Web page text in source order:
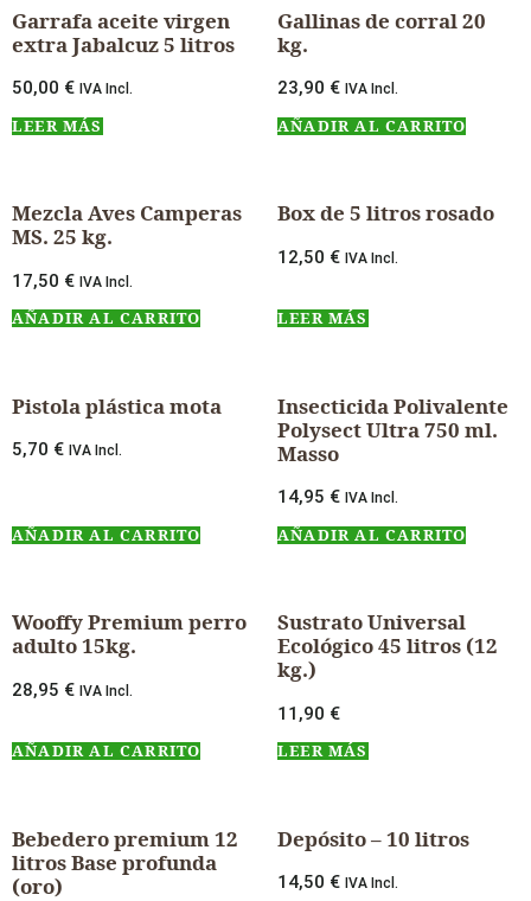
Garrafa aceite virgen
extra Jabalcuz 5 litros
50,00 € IVA Incl.
LEER MÁS
Gallinas de corral 20
kg.
23,90 € IVA Incl.
AÑADIR AL CARRITO
Mezcla Aves Camperas
MS. 25 kg.
17,50 € IVA Incl.
AÑADIR AL CARRITO
Box de 5 litros rosado
12,50 € IVA Incl.
LEER MÁS
Pistola plástica mota
5,70 € IVA Incl.
AÑADIR AL CARRITO
Insecticida Polivalente
Polysect Ultra 750 ml.
Masso
14,95 € IVA Incl.
AÑADIR AL CARRITO
Wooffy Premium perro
adulto 15kg.
28,95 € IVA Incl.
AÑADIR AL CARRITO
Sustrato Universal
Ecológico 45 litros (12
kg.)
11,90 €
LEER MÁS
Bebedero premium 12
litros Base profunda
(oro)
Depósito – 10 litros
14,50 € IVA Incl.